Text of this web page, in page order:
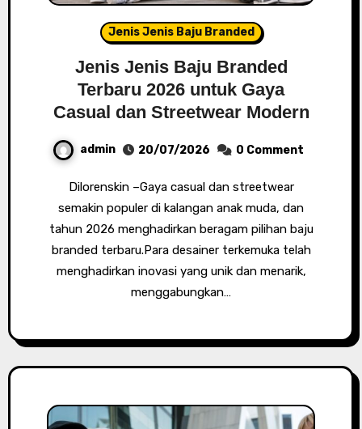
Jenis Jenis Baju Branded
Jenis Jenis Baju Branded
Terbaru 2026 untuk Gaya
Casual dan Streetwear Modern
admin 20/07/2026 0 Comment
Dilorenskin –Gaya casual dan streetwear
semakin populer di kalangan anak muda, dan
tahun 2026 menghadirkan beragam pilihan baju
branded terbaru.Para desainer terkemuka telah
menghadirkan inovasi yang unik dan menarik,
menggabungkan…